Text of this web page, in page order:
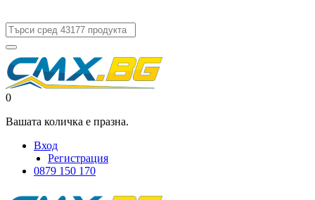
0
Вашата количка е празна.
Вход
Регистрация
0879 150 170